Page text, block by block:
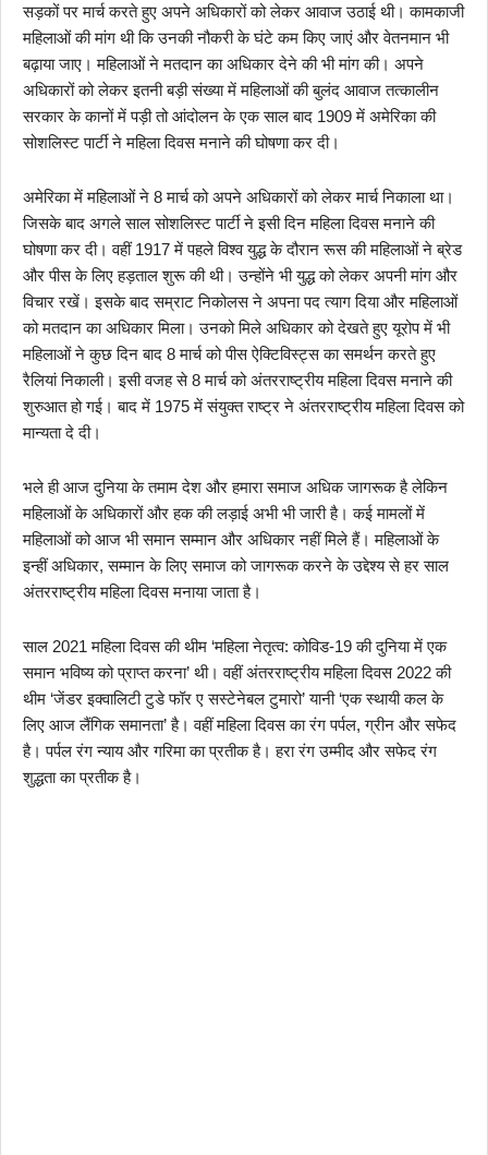
सड़कों पर मार्च करते हुए अपने अधिकारों को लेकर आवाज उठाई थी। कामकाजी
महिलाओं की मांग थी कि उनकी नौकरी के घंटे कम किए जाएं और वेतनमान भी
बढ़ाया जाए। महिलाओं ने मतदान का अधिकार देने की भी मांग की। अपने
अधिकारों को लेकर इतनी बड़ी संख्या में महिलाओं की बुलंद आवाज तत्कालीन
सरकार के कानों में पड़ी तो आंदोलन के एक साल बाद 1909 में अमेरिका की
सोशलिस्ट पार्टी ने महिला दिवस मनाने की घोषणा कर दी।
अमेरिका में महिलाओं ने 8 मार्च को अपने अधिकारों को लेकर मार्च निकाला था।
जिसके बाद अगले साल सोशलिस्ट पार्टी ने इसी दिन महिला दिवस मनाने की
घोषणा कर दी। वहीं 1917 में पहले विश्व युद्ध के दौरान रूस की महिलाओं ने ब्रेड
और पीस के लिए हड़ताल शुरू की थी। उन्होंने भी युद्ध को लेकर अपनी मांग और
विचार रखें। इसके बाद सम्राट निकोलस ने अपना पद त्याग दिया और महिलाओं
को मतदान का अधिकार मिला। उनको मिले अधिकार को देखते हुए यूरोप में भी
महिलाओं ने कुछ दिन बाद 8 मार्च को पीस ऐक्टिविस्ट्स का समर्थन करते हुए
रैलियां निकाली। इसी वजह से 8 मार्च को अंतरराष्ट्रीय महिला दिवस मनाने की
शुरुआत हो गई। बाद में 1975 में संयुक्त राष्ट्र ने अंतरराष्ट्रीय महिला दिवस को
मान्यता दे दी।
भले ही आज दुनिया के तमाम देश और हमारा समाज अधिक जागरूक है लेकिन
महिलाओं के अधिकारों और हक की लड़ाई अभी भी जारी है। कई मामलों में
महिलाओं को आज भी समान सम्मान और अधिकार नहीं मिले हैं। महिलाओं के
इन्हीं अधिकार, सम्मान के लिए समाज को जागरूक करने के उद्देश्य से हर साल
अंतरराष्ट्रीय महिला दिवस मनाया जाता है।
साल 2021 महिला दिवस की थीम ‘महिला नेतृत्व: कोविड-19 की दुनिया में एक
समान भविष्य को प्राप्त करना’ थी। वहीं अंतरराष्ट्रीय महिला दिवस 2022 की
थीम ‘जेंडर इक्वालिटी टुडे फॉर ए सस्टेनेबल टुमारो’ यानी ‘एक स्थायी कल के
लिए आज लैंगिक समानता’ है। वहीं महिला दिवस का रंग पर्पल, ग्रीन और सफेद
है। पर्पल रंग न्याय और गरिमा का प्रतीक है। हरा रंग उम्मीद और सफेद रंग
शुद्धता का प्रतीक है।